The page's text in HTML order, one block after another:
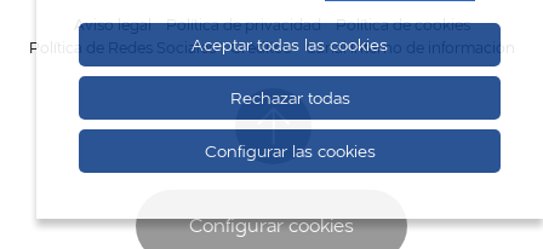
Aviso legal Política de privacidad
Política de cookies
Política de Redes Sociales
Créditos Canal interno de información
Configurar cookies
Aceptar todas las cookies
Rechazar todas
Configurar las cookies